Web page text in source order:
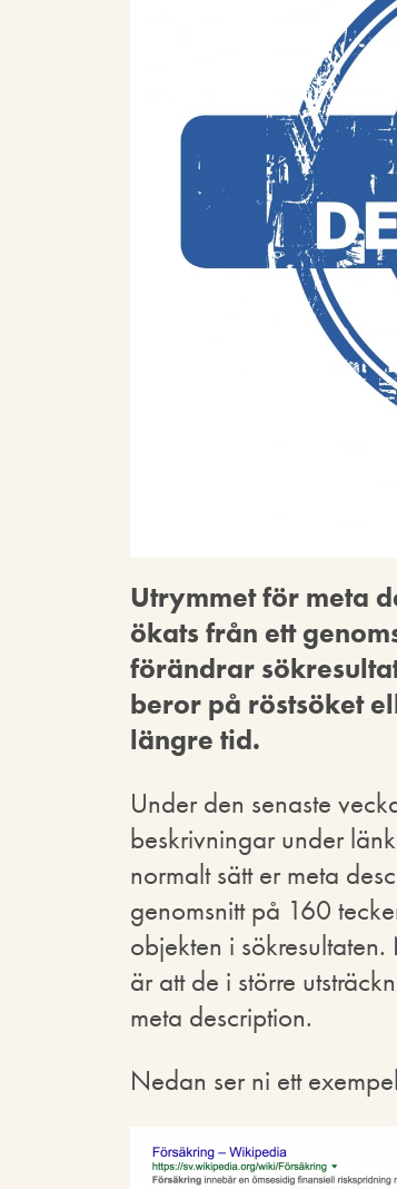
Utrymmet för meta
ökats från ett
förändrar
beror på röstsöket
längre tid.
Under den senaste
beskrivningar under
normalt sätt er meta
genomsnitt på 160
objekten i
är att de i större
meta description.
Nedan ser ni ett